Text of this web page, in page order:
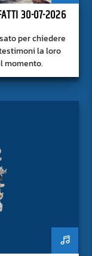
30-07-2026
per chiedere
la loro
momento.